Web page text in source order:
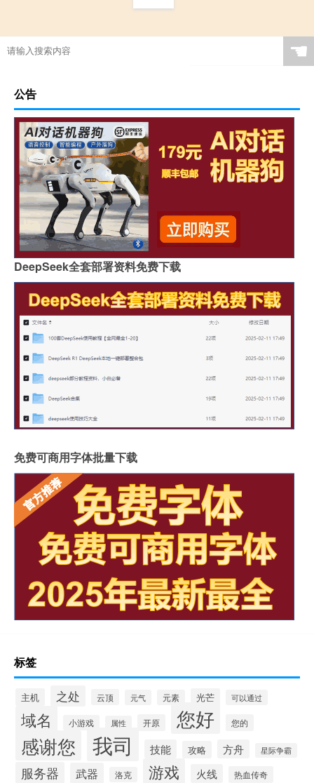
☚
公告
DeepSeek全套部署资料免费下载
免费可商用字体批量下载
标签
主机 之处 云顶 元气 元素 光芒 可以通过
域名 小游戏 属性 开原 您好 您的
感谢您 我司 技能 攻略 方舟 星际争霸
服务器 武器 洛克 游戏 火线 热血传奇